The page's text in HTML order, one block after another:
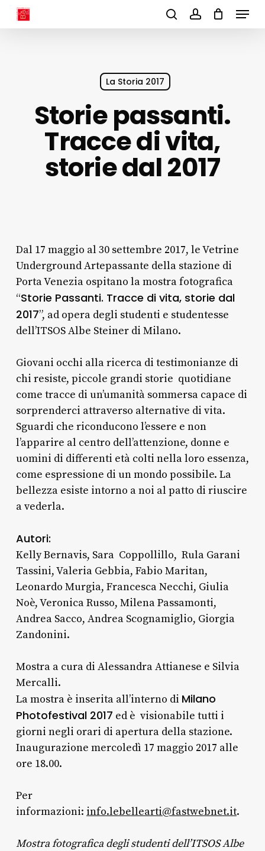
searchaccount
Menu
La Storia 2017
Storie passanti.
Tracce di vita,
storie dal 2017
Dal 17 maggio al 30 settembre 2017, le Vetrine
Underground Artepassante della stazione di
Porta Venezia ospitano la mostra fotografica
“Storie Passanti. Tracce di vita, storie dal
2017”, ad opera degli studenti e studentesse
dell’ITSOS Albe Steiner di Milano.
Giovani occhi alla ricerca di testimonianze di
chi resiste, piccole grandi storie quotidiane
come tracce di un’umanità sommersa capace di
sorprenderci attraverso alternative di vita.
Sguardi che riconducono l’essere e non
l’apparire al centro dell’attenzione, donne e
uomini di differenti età colti nella loro essenza,
come espressione di un mondo possibile. La
bellezza esiste intorno a noi al patto di riuscire
a vederla.
Autori:
Kelly Bernavis, Sara Coppollillo, Rula Garani
Tassini, Valeria Gebbia, Fabio Maritan,
Leonardo Murgia, Francesca Necchi, Giulia
Noè, Veronica Russo, Milena Passamonti,
Andrea Sacco, Andrea Scognamiglio, Giorgia
Zandonini.
Mostra a cura di Alessandra Attianese e Silvia
Mercalli.
La mostra è inserita all’interno di Milano
Photofestival 2017 ed è visionabile tutti i
giorni negli orari di apertura della stazione.
Inaugurazione mercoledì 17 maggio 2017 alle
ore 18.00.
Per
informazioni: info.lebellearti@fastwebnet.it.
Mostra fotografica degli studenti dell’ITSOS Albe